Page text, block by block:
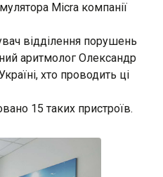
Micra компанії
відділення порушень
аритмолог Олександр
хто проводить ці
15 таких приcтроїв.